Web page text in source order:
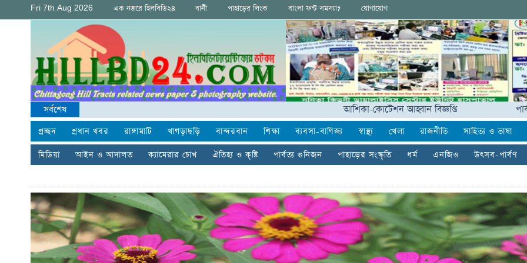
Fri 7th Aug 2026 এক নজরে হিলবিডি২৪ বানী পাহাড়ের লিংক বাংলা ফন্ট সমস্যা? যোগাযোগ
সর্বশেষ আশিকা-কোটেশন আহ্বান বিজ্ঞপ্তি
প্রচ্ছদ প্রধান খবর রাঙ্গামাটি খাগড়াছড়ি বান্দরবান শিক্ষা ব্যবসা-বাণিজ্য স্বাস্থ্য খেলা রাজনীতি সাহিত্য ও ভাষা
মিডিয়া
আইন ও আদালত ক্যামেরার চোখ ঐতিহ্য ও কৃষ্টি পার্বত্য গুনিজন পাহাড়ের সংস্কৃতি ধর্ম এনজিও উৎসব-পার্বণ